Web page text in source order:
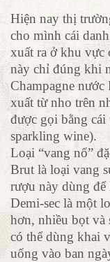
Hiện nay thị
cho mình cái
xuất ra ở khu vực
này chỉ đúng khi
Champagne nước
xuất từ nho trên
được gọi bằng
sparkling wine).
Loại “vang nổ”
Brut là loại vang
rượu này dùng
Demi-sec là một
hơn, nhiều bọt và
có thể dùng khai
uống vào ban